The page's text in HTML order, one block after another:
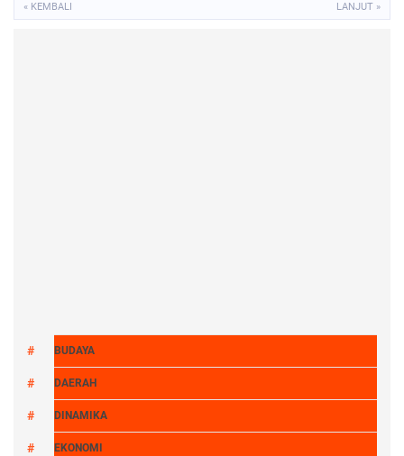
« KEMBALI LANJUT »
BUDAYA
DAERAH
DINAMIKA
EKONOMI